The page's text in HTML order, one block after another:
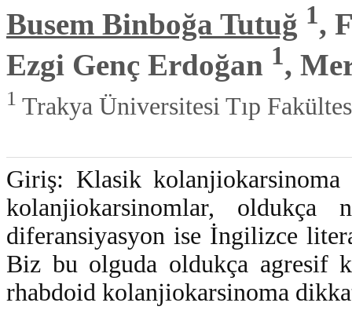
Busem Binboğa Tutuğ 1,
Ezgi Genç Erdoğan 1,
1 Trakya Üniversitesi Tıp
Giriş: Klasik kolanjiokarsinoma
kolanjiokarsinomlar, oldukça
diferansiyasyon ise İngilizce
Biz bu olguda oldukça agresif
rhabdoid kolanjiokarsinoma